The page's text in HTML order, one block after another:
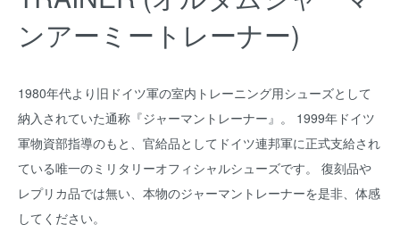
ンアーミートレーナー)
1980年代より旧ドイツ軍の室内トレーニング用シューズとして
納入されていた通称『ジャーマントレーナー』。 1999年ドイツ
軍物資部指導のもと、官給品としてドイツ連邦軍に正式支給され
ている唯一のミリタリーオフィシャルシューズです。 復刻品や
レプリカ品では無い、本物のジャーマントレーナーを是非、体感
してください。